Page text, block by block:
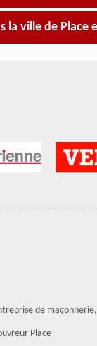
la ville de Place
de
Place